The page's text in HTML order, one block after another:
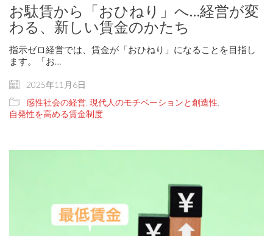
お駄賃から「おひねり」へ…経営が変
わる、新しい賃金のかたち
指示ゼロ経営では、賃金が「おひねり」になることを目指し
ます。「お…
2025年11月6日
感性社会の経営 現代人のモチベーションと創造性
自発性を高める賃金制度